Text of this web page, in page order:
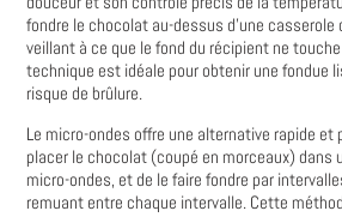
fondre le chocolat au-dessus d'une casserole
veillant à ce que le fond du récipient ne
technique est idéale pour obtenir une fondue
risque de brûlure.
Le micro-ondes offre une alternative rapide et
placer le chocolat (coupé en morceaux) dans
micro-ondes, et de le faire fondre par
remuant entre chaque intervalle. Cette